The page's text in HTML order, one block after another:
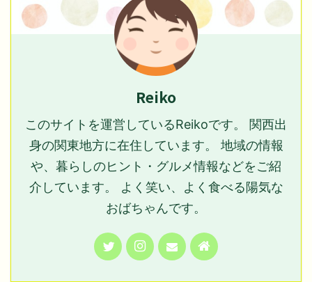
Reiko
このサイトを運営しているReikoです。 関西出
身の関東地方に在住しています。 地域の情報
や、暮らしのヒント・グルメ情報などをご紹
介しています。 よく笑い、よく食べる陽気な
おばちゃんです。